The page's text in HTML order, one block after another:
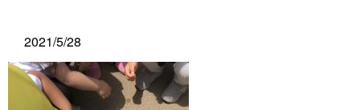
2021/5/28